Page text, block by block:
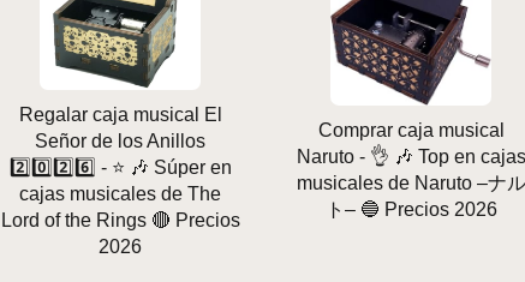
Regalar caja musical El
Señor de los Anillos
2️⃣0️⃣2️⃣6️⃣ - ⭐️ 🎶 Súper en
cajas musicales de The
Lord of the Rings 🔴 Precios
2026
Comprar caja musical
Naruto - 👌 🎶 Top en cajas
musicales de Naruto –ナル
ト– 🔵 Precios 2026